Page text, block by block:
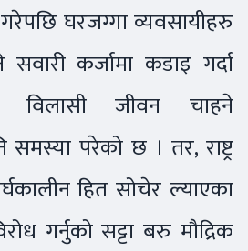
घरजग्गा व्यवसायीहरु
कर्जामा कडाइ गर्दा
जीवन चाहने
परेको छ । तर, राष्ट्र
हित सोचेर ल्याएका
गर्नुको सट्टा बरु मौद्रिक